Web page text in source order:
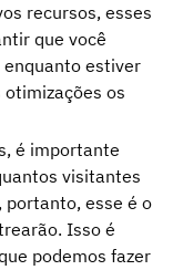
recursos, esses
que você
estiver
os
é importante
visitantes
esse é o
Isso é
podemos fazer